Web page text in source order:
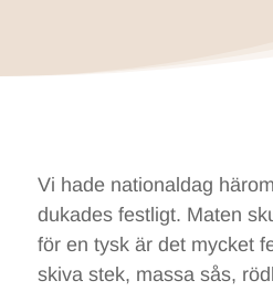
Vi hade nationaldag
dukades festligt. Maten
för en tysk är det mycket
skiva stek, massa sås,